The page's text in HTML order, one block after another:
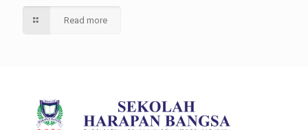
Read more